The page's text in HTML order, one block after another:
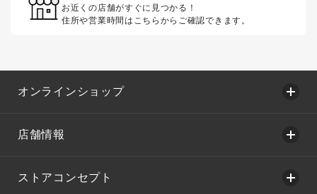
お近くの店舗がすぐに見つかる！
住所や営業時間はこちらからご確認できます。
オンラインショップ
店舗情報
ストアコンセプト